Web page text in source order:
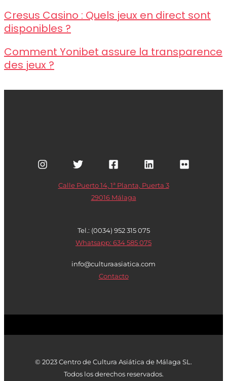
Cresus Casino : Quels jeux en direct sont
disponibles ?
Comment Yonibet assure la transparence
des jeux ?
Calle Puerto 14, 1ª Planta, Puerta 3
29016 Málaga
Tel.: (0034) 952 315 075
Whatsapp: 634 585 075
info@culturaasiatica.com
Contacto
© 2023 Centro de Cultura Asiática de Málaga SL.
Todos los derechos reservados.